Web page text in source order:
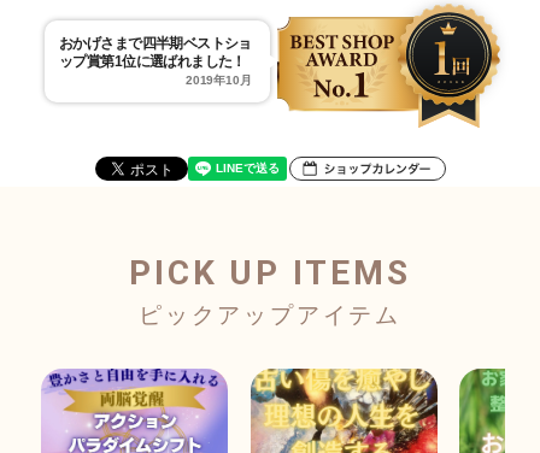
おかげさまで四半期ベストショ
ップ賞第1位に選ばれました！
2019年10月
PICK UP ITEMS